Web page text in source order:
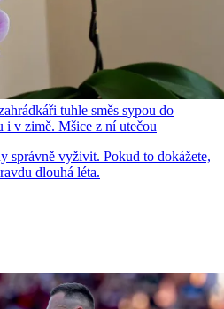
tuhle směs sypou do
v zimě. Mšice z ní utečou
správně vyživit. Pokud to dokážete,
dlouhá léta.